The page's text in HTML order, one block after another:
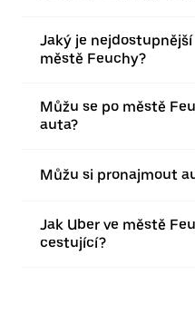
Jaký je
městě Feuchy?
Můžu se po městě
auta?
Můžu si pronajmout
Jak Uber ve městě
cestující?